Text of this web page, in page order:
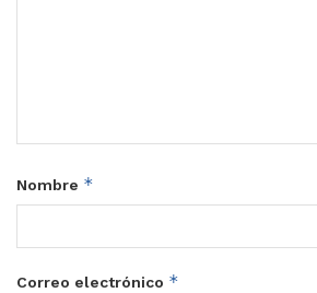
Nombre *
Correo electrónico *